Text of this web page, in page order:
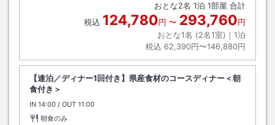
おとな2名 1泊 1部屋 合計
税込 124,780円 〜 293,760円
おとな1名 (2名1室)｜ 1泊
税込 62,390円〜146,880円
【連泊／ディナー1回付き】県産食材のコースディナー＜朝
食付き＞
IN チェックイン
14:00 / OUT チェックアウト
11:00
朝食のみ